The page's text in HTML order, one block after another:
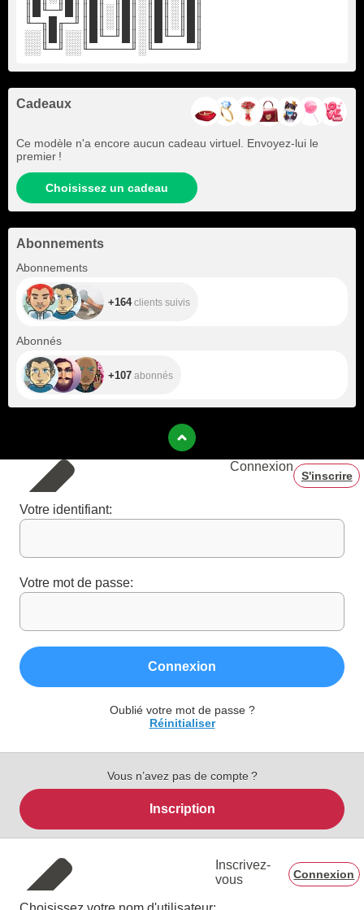
║█╙─╜█║║█║░║█║░║█║░║█║
╙─╖█╓─╜║█║░║█║░║█║░║█║
░░║█║░░║█╙─╜█║░║█╙─╜█║
░░╙─╜░░╙─────╜░╙─────╜
Cadeaux
Ce modèle n'a encore aucun cadeau virtuel. Envoyez-lui le
premier !
Choisissez un cadeau
Abonnements
Abonnements
+164clients suivis
Abonnés
+107 abonnés
Connexion
S'inscrire
Votre identifiant:
Votre mot de passe:
Connexion
Oublié votre mot de passe ?
Réinitialiser
Vous n’avez pas de compte ?
Inscription
Inscrivez-
vous
Connexion